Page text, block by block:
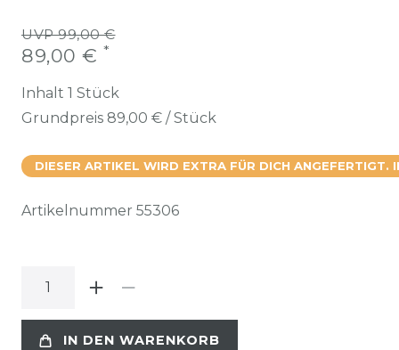
UVP 99,00 €
89,00 € *
Inhalt 1 Stück
Grundpreis 89,00 € / Stück
DIESER ARTIKEL WIRD EXTRA FÜR DICH ANGEFERTIGT.
Artikelnummer 55306
IN DEN WARENKORB